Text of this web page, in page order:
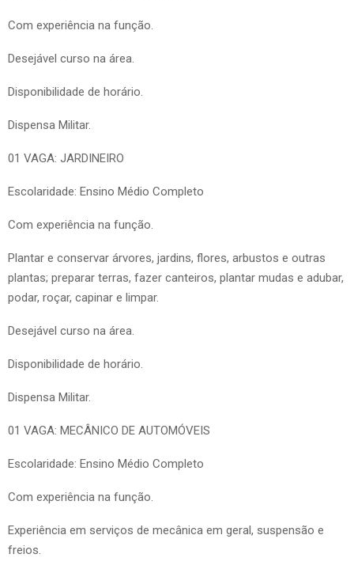
Com experiência na função.
Desejável curso na área.
Disponibilidade de horário.
Dispensa Militar.
01 VAGA: JARDINEIRO
Escolaridade: Ensino Médio Completo
Com experiência na função.
Plantar e conservar árvores, jardins, flores, arbustos e outras
plantas; preparar terras, fazer canteiros, plantar mudas e adubar,
podar, roçar, capinar e limpar.
Desejável curso na área.
Disponibilidade de horário.
Dispensa Militar.
01 VAGA: MECÂNICO DE AUTOMÓVEIS
Escolaridade: Ensino Médio Completo
Com experiência na função.
Experiência em serviços de mecânica em geral, suspensão e
freios.